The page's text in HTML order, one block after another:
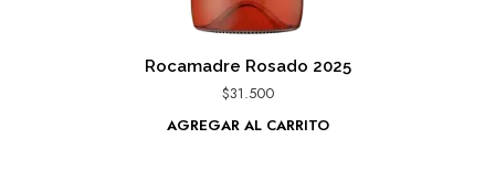
Rocamadre Rosado 2025
$31.500
AGREGAR AL CARRITO